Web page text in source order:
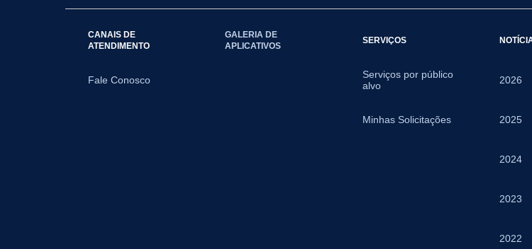
CANAIS DE
ATENDIMENTO
Fale Conosco
GALERIA DE
APLICATIVOS
SERVIÇOS
Serviços por público
alvo
Minhas Solicitações
2026
2025
2024
2023
2022